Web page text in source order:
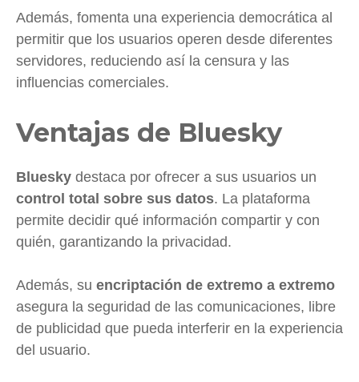
Además, fomenta una experiencia democrática al
permitir que los usuarios operen desde diferentes
servidores, reduciendo así la censura y las
influencias comerciales.
Ventajas de Bluesky
Bluesky destaca por ofrecer a sus usuarios un
control total sobre sus datos. La plataforma
permite decidir qué información compartir y con
quién, garantizando la privacidad.
Además, su encriptación de extremo a extremo
asegura la seguridad de las comunicaciones, libre
de publicidad que pueda interferir en la experiencia
del usuario.